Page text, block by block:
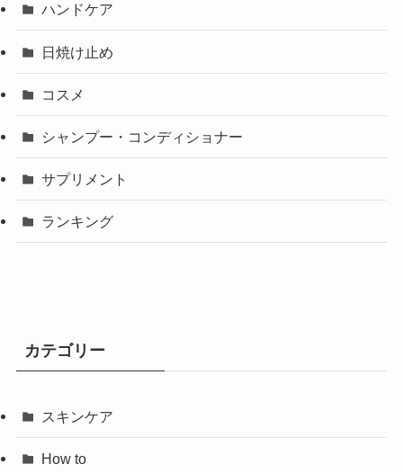
ハンドケア
日焼け止め
コスメ
シャンプー・コンディショナー
サプリメント
ランキング
カテゴリー
スキンケア
How to